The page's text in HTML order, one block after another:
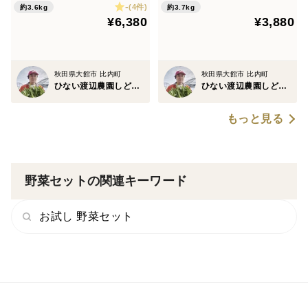
約3.6kg -(4件)
¥6,380
秋田県大館市 比内町
ひない渡辺農園しどけ村
約3.7kg
¥3,880
秋田県大館市 比内町
ひない渡辺農園しどけ村
もっと見る
野菜セットの関連キーワード
お試し 野菜セット